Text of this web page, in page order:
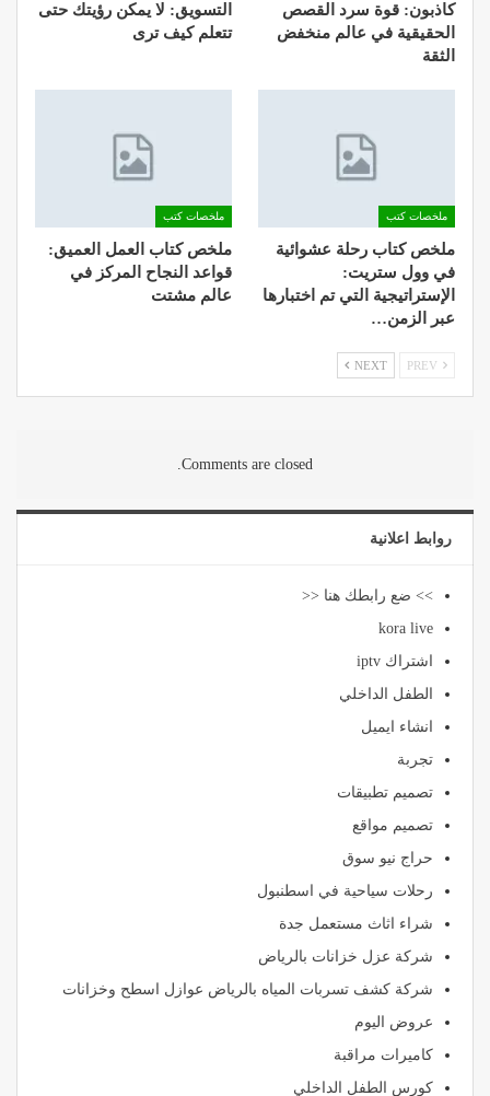
كاذبون: قوة سرد القصص
الحقيقية في عالم منخفض
الثقة
التسويق: لا يمكن رؤيتك حتى
تتعلم كيف ترى
ملخصات كتب
ملخص كتاب رحلة عشوائية
في وول ستريت:
الإستراتيجية التي تم اختبارها
عبر الزمن…
ملخصات كتب
ملخص كتاب العمل العميق:
قواعد النجاح المركز في
عالم مشتت
NEXT
Comments are closed.
روابط اعلانية
>> ضع رابطك هنا <<
kora live
اشتراك iptv
الطفل الداخلي
انشاء ايميل
تجربة
تصميم تطبيقات
تصميم مواقع
حراج نيو سوق
رحلات سياحية في اسطنبول
شراء اثاث مستعمل جدة
شركة عزل خزانات بالرياض
شركة كشف تسربات المياه بالرياض عوازل اسطح وخزانات
عروض اليوم
كاميرات مراقبة
كورس الطفل الداخلي